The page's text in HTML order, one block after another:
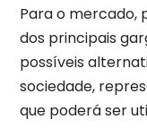
Para o mercado,
dos principais
possíveis
sociedade,
que poderá ser